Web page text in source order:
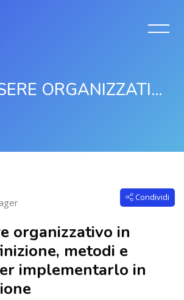
IL BENESSERE ORGANIZZATIVO IN AZIONE: DEFINIZIONE, METODI E STRATEGIE PER IMPLEMENTARLO IN ORGANIZZAZIONE
Intro Condividi
organizzativo in
metodi e
implementarlo in